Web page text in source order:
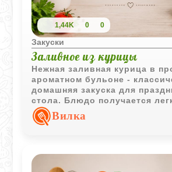
1,44K 0 0
Закуски
Заливное из курицы
Нежная заливная курица в
ароматном бульоне -
домашняя закуска для
стола. Блюдо получается
насыщенным по вкусу и
для холодной подачи.
Вилка